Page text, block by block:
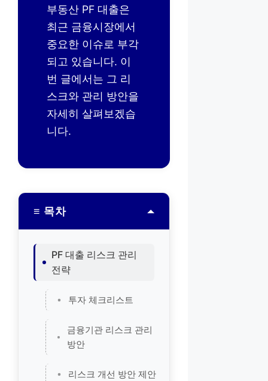
부동산 PF 대출은
최근 금융시장에서
중요한 이슈로 부각
되고 있습니다. 이
번 글에서는 그 리
스크와 관리 방안을
자세히 살펴보겠습
니다.
≡ 목차
PF 대출 리스크 관리
전략
투자 체크리스트
금융기관 리스크 관리
방안
리스크 개선 방안 제안